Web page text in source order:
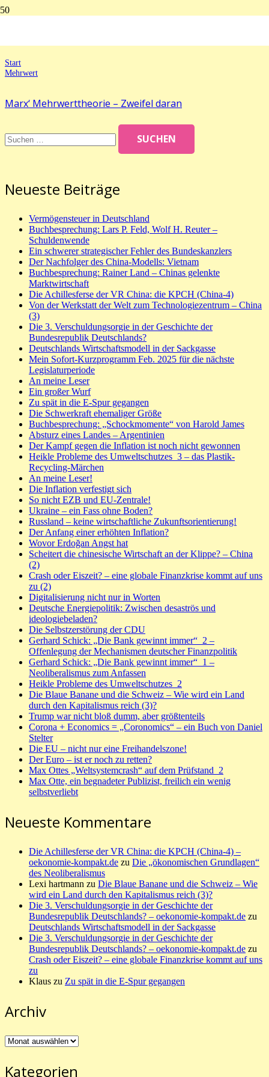
Start
Mehrwert
Marx‘ Mehrwerttheorie – Zweifel daran
nach:
Neueste Beiträge
Vermögensteuer in Deutschland
Buchbesprechung: Lars P. Feld, Wolf H. Reuter –
Schuldenwende
Ein schwerer strategischer Fehler des Bundeskanzlers
Der Nachfolger des China-Modells: Vietnam
Buchbesprechung: Rainer Land – Chinas gelenkte
Marktwirtschaft
Die Achillesferse der VR China: die KPCH (China-4)
Von der Werkstatt der Welt zum Technologiezentrum – China
(3)
Die 3. Verschuldungsorgie in der Geschichte der
Bundesrepublik Deutschlands?
Deutschlands Wirtschaftsmodell in der Sackgasse
Mein Sofort-Kurzprogramm Feb. 2025 für die nächste
Legislaturperiode
An meine Leser
Ein großer Wurf
Zu spät in die E-Spur gegangen
Die Schwerkraft ehemaliger Größe
Buchbesprechung: „Schockmomente“ von Harold James
Absturz eines Landes – Argentinien
Der Kampf gegen die Inflation ist noch nicht gewonnen
Heikle Probleme des Umweltschutzes_3 – das Plastik-
Recycling-Märchen
An meine Leser!
Die Inflation verfestigt sich
So nicht EZB und EU-Zentrale!
Ukraine – ein Fass ohne Boden?
Russland – keine wirtschaftliche Zukunftsorientierung!
Der Anfang einer erhöhten Inflation?
Wovor Erdoğan Angst hat
Scheitert die chinesische Wirtschaft an der Klippe? – China
(2)
Crash oder Eiszeit? – eine globale Finanzkrise kommt auf uns
zu (2)
Digitalisierung nicht nur in Worten
Deutsche Energiepolitik: Zwischen desaströs und
ideologiebeladen?
Die Selbstzerstörung der CDU
Gerhard Schick: „Die Bank gewinnt immer“_2 –
Offenlegung der Mechanismen deutscher Finanzpolitik
Gerhard Schick: „Die Bank gewinnt immer“_1 –
Neoliberalismus zum Anfassen
Heikle Probleme des Umweltschutzes_2
Die Blaue Banane und die Schweiz – Wie wird ein Land
durch den Kapitalismus reich (3)?
Trump war nicht bloß dumm, aber größtenteils
Corona + Economics = „Coronomics“ – ein Buch von Daniel
Stelter
Die EU – nicht nur eine Freihandelszone!
Der Euro – ist er noch zu retten?
Max Ottes „Weltsystemcrash“ auf dem Prüfstand_2
Max Otte, ein begnadeter Publizist, freilich ein wenig
selbstverliebt
Neueste Kommentare
Die Achillesferse der VR China: die KPCH (China-4) –
oekonomie-kompakt.de zu Die „ökonomischen Grundlagen“
des Neoliberalismus
Lexi hartmann zu Die Blaue Banane und die Schweiz – Wie
wird ein Land durch den Kapitalismus reich (3)?
Die 3. Verschuldungsorgie in der Geschichte der
Bundesrepublik Deutschlands? – oekonomie-kompakt.de zu
Deutschlands Wirtschaftsmodell in der Sackgasse
Die 3. Verschuldungsorgie in der Geschichte der
Bundesrepublik Deutschlands? – oekonomie-kompakt.de zu
Crash oder Eiszeit? – eine globale Finanzkrise kommt auf uns
zu
Klaus zu Zu spät in die E-Spur gegangen
Archiv
Archiv
Kategorien